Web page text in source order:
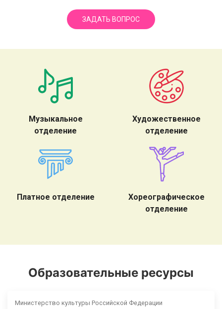
ЗАДАТЬ ВОПРОС
Музыкальное
отделение
Художественное
отделение
Платное отделение
Хореографическое
отделение
Образовательные ресурсы
Министерство культуры Российской Федерации